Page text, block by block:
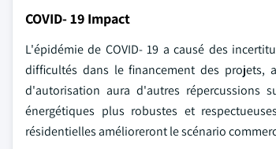
COVID- 19 Impact
L'épidémie de COVID- 19 a causé des
difficultés dans le financement des projets,
d'autorisation aura d'autres répercussions
énergétiques plus robustes et
résidentielles amélioreront le scénario